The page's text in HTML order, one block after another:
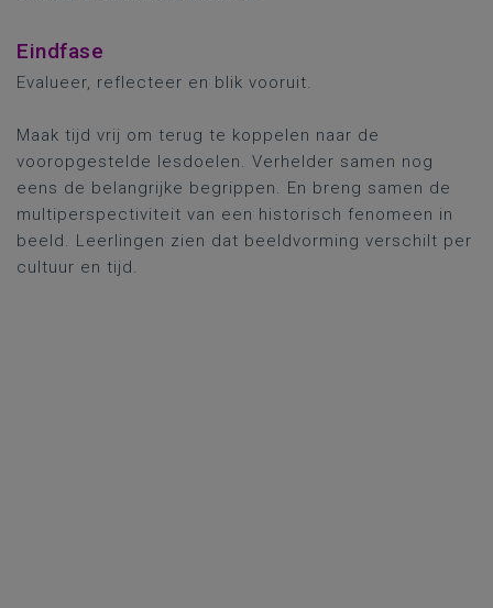
Eindfase
Evalueer, reflecteer en blik vooruit.
Maak tijd vrij om terug te koppelen naar de
vooropgestelde lesdoelen. Verhelder samen nog
eens de belangrijke begrippen. En breng samen de
multiperspectiviteit van een historisch fenomeen in
beeld. Leerlingen zien dat beeldvorming verschilt per
cultuur en tijd.